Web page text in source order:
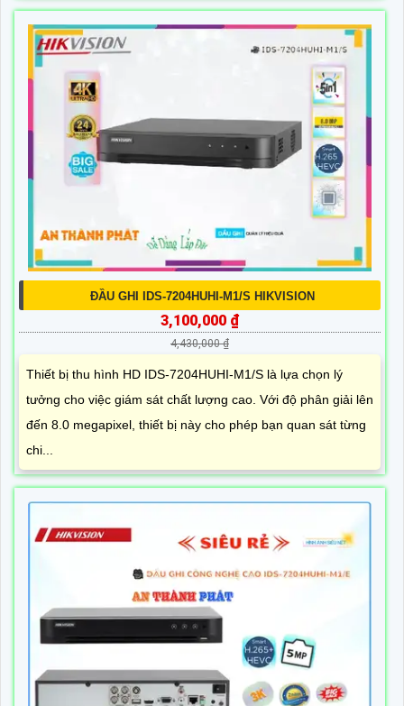
ĐẦU GHI IDS-7204HUHI-M1/S HIKVISION
3,100,000 ₫
4,430,000 ₫
Thiết bị thu hình HD IDS-7204HUHI-M1/S là lựa chọn lý
tưởng cho việc giám sát chất lượng cao. Với độ phân giải lên
đến 8.0 megapixel, thiết bị này cho phép bạn quan sát từng
chi...